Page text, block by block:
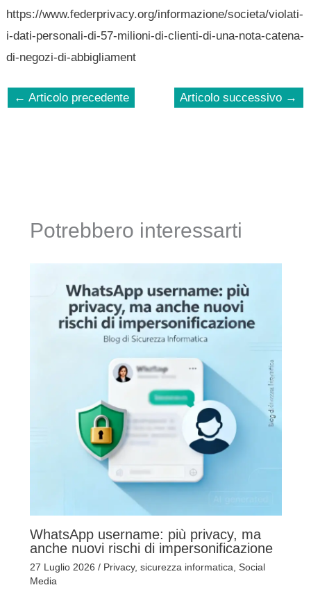
https://www.federprivacy.org/informazione/societa/violati-
i-dati-personali-di-57-milioni-di-clienti-di-una-nota-catena-
di-negozi-di-abbigliament
← Articolo precedente Articolo successivo →
Potrebbero interessarti
WhatsApp username: più privacy, ma
anche nuovi rischi di impersonificazione
27 Luglio 2026 / Privacy, sicurezza informatica
Social
Media